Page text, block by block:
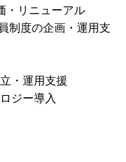
・リニューアル
制度の企画・運用支
・運用支援
ジー導入